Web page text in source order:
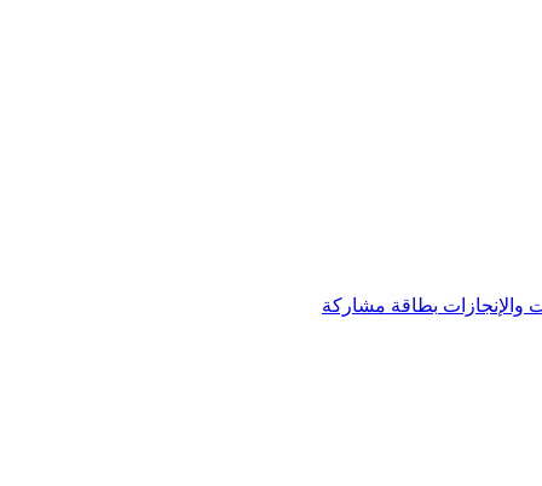
والإنجازات بطاقة مشاركة